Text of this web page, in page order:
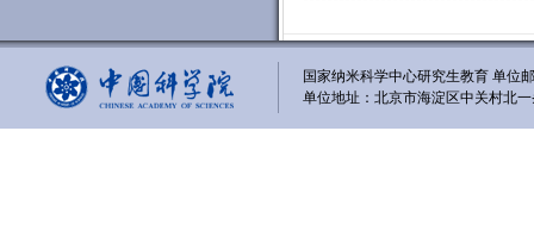
国家纳米科学中心研究生教育 单位
单位地址：北京市海淀区中关村北